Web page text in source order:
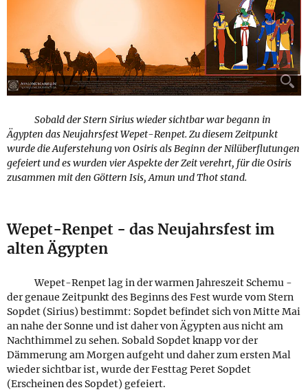
⚲
Sobald der Stern Sirius wieder sichtbar war begann in
Ägypten das Neujahrsfest Wepet-Renpet. Zu diesem Zeitpunkt
wurde die Auferstehung von Osiris als Beginn der Nilüberflutungen
gefeiert und es wurden vier Aspekte der Zeit verehrt, für die Osiris
zusammen mit den Göttern Isis, Amun und Thot stand.
Wepet-Renpet - das Neujahrsfest im
alten Ägypten
Wepet-Renpet lag in der warmen Jahreszeit Schemu -
der genaue Zeitpunkt des Beginns des Fest wurde vom Stern
Sopdet (Sirius) bestimmt: Sopdet befindet sich von Mitte Mai
an nahe der Sonne und ist daher von Ägypten aus nicht am
Nachthimmel zu sehen. Sobald Sopdet knapp vor der
Dämmerung am Morgen aufgeht und daher zum ersten Mal
wieder sichtbar ist, wurde der Festtag Peret Sopdet
(Erscheinen des Sopdet) gefeiert.